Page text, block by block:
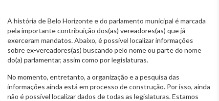
A história de Belo Horizonte e do parlamento municipal é marcada
pela importante contribuição dos(as) vereadores(as) que já
exerceram mandatos. Abaixo, é possível localizar informações
sobre ex-vereadores(as) buscando pelo nome ou parte do nome
do(a) parlamentar, assim como por legislaturas.
No momento, entretanto, a organização e a pesquisa das
informações ainda está em processo de construção. Por isso, ainda
não é possível localizar dados de todas as legislaturas. Estamos